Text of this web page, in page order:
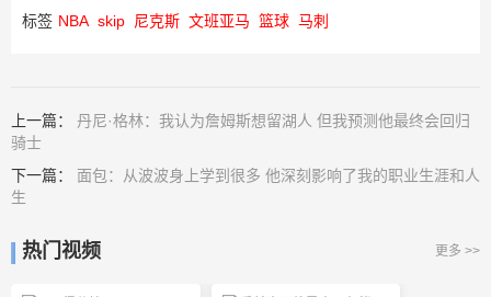
标签 NBA skip 尼克斯 文班亚马 篮球 马刺
上一篇： 丹尼·格林：我认为詹姆斯想留湖人 但我预测他最终会回归
骑士
下一篇： 面包：从波波身上学到很多 他深刻影响了我的职业生涯和人
生
热门视频 更多 >>